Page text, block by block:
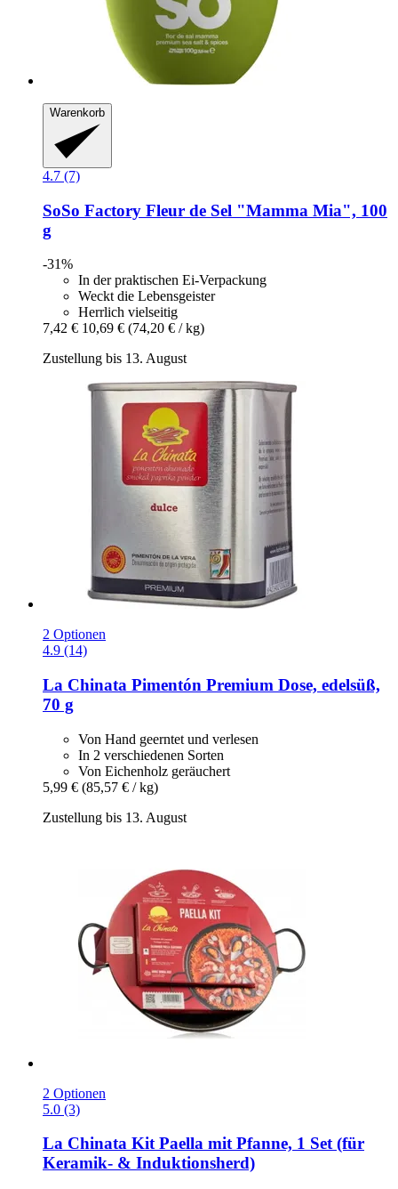
Warenkorb
4.7 (7)
SoSo Factory Fleur de Sel "Mamma Mia", 100
g
-31%
In der praktischen Ei-Verpackung
Weckt die Lebensgeister
Herrlich vielseitig
7,42 € 10,69 € (74,20 € / kg)
Zustellung bis 13. August
2 Optionen
4.9 (14)
La Chinata Pimentón Premium Dose, edelsüß,
70 g
Von Hand geerntet und verlesen
In 2 verschiedenen Sorten
Von Eichenholz geräuchert
5,99 € (85,57 € / kg)
Zustellung bis 13. August
2 Optionen
5.0 (3)
La Chinata Kit Paella mit Pfanne, 1 Set (für
Keramik-​ & Induktionsherd)